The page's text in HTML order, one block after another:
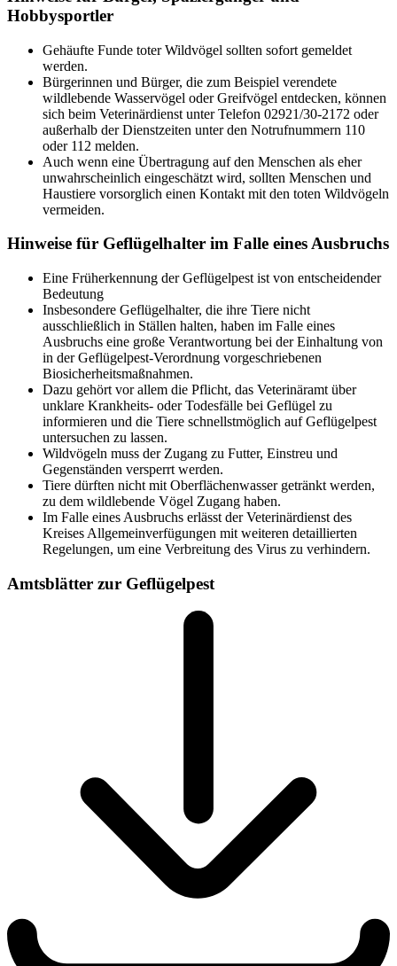
Hobbysportler
Gehäufte Funde toter Wildvögel sollten sofort gemeldet
werden.
Bürgerinnen und Bürger, die zum Beispiel verendete
wildlebende Wasservögel oder Greifvögel entdecken, können
sich beim Veterinärdienst unter Telefon 02921/30-2172 oder
außerhalb der Dienstzeiten unter den Notrufnummern 110
oder 112 melden.
Auch wenn eine Übertragung auf den Menschen als eher
unwahrscheinlich eingeschätzt wird, sollten Menschen und
Haustiere vorsorglich einen Kontakt mit den toten Wildvögeln
vermeiden.
Hinweise für Geflügelhalter im Falle eines Ausbruchs
Eine Früherkennung der Geflügelpest ist von entscheidender
Bedeutung
Insbesondere Geflügelhalter, die ihre Tiere nicht
ausschließlich in Ställen halten, haben im Falle eines
Ausbruchs eine große Verantwortung bei der Einhaltung von
in der Geflügelpest-Verordnung vorgeschriebenen
Biosicherheitsmaßnahmen.
Dazu gehört vor allem die Pflicht, das Veterinäramt über
unklare Krankheits- oder Todesfälle bei Geflügel zu
informieren und die Tiere schnellstmöglich auf Geflügelpest
untersuchen zu lassen.
Wildvögeln muss der Zugang zu Futter, Einstreu und
Gegenständen versperrt werden.
Tiere dürften nicht mit Oberflächenwasser getränkt werden,
zu dem wildlebende Vögel Zugang haben.
Im Falle eines Ausbruchs erlässt der Veterinärdienst des
Kreises Allgemeinverfügungen mit weiteren detaillierten
Regelungen, um eine Verbreitung des Virus zu verhindern.
Amtsblätter zur Geflügelpest